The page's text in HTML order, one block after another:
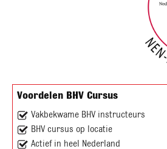
Voordelen BHV Cursus
Vakbekwame BHV instructeurs
BHV cursus op locatie
Actief in heel Nederland